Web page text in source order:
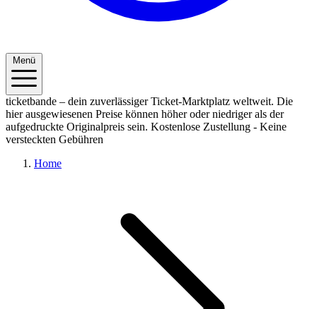
Menü
ticketbande – dein zuverlässiger Ticket-Marktplatz weltweit. Die
hier ausgewiesenen Preise können höher oder niedriger als der
aufgedruckte Originalpreis sein. Kostenlose Zustellung - Keine
versteckten Gebühren
Home